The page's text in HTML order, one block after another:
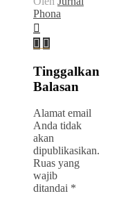
Phona
Tinggalkan
Balasan
Alamat email
Anda tidak
akan
dipublikasikan.
Ruas yang
wajib
ditandai *